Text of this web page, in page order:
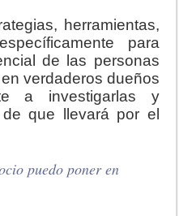
herramientas,
para
de las personas
verdaderos dueños
a investigarlas y
que llevará por el
puedo poner en